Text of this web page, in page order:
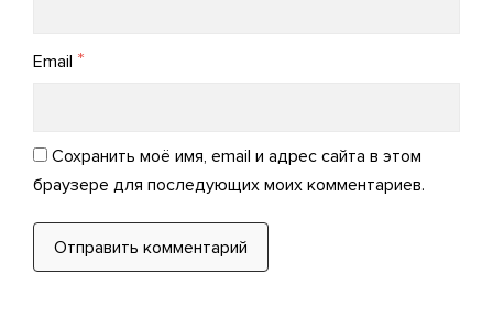
Email *
Сохранить моё имя, email и адрес сайта в этом
браузере для последующих моих комментариев.